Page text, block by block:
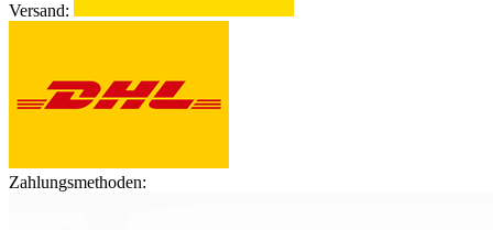
Versand:
Zahlungsmethoden: